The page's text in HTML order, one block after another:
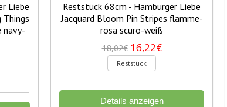
Liebe
Things
Reststück 68cm - Hamburger Liebe
Jacquard Bloom Pin Stripes flamme-
rosa scuro-weiß
18,02€ 16,22€
Reststück
Details anzeigen